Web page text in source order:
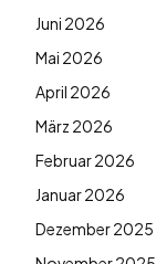
Juni 2026
Mai 2026
April 2026
März 2026
Februar 2026
Januar 2026
Dezember 2025